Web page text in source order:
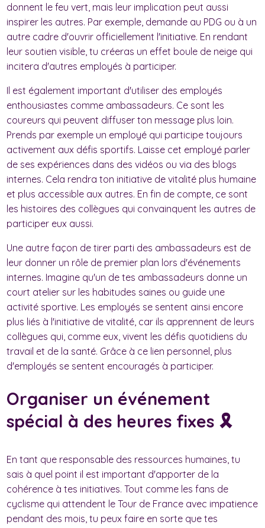
donnent le feu vert, mais leur implication peut aussi
inspirer les autres. Par exemple, demande au PDG ou à un
autre cadre d'ouvrir officiellement l'initiative. En rendant
leur soutien visible, tu créeras un effet boule de neige qui
incitera d'autres employés à participer.
Il est également important d'utiliser des employés
enthousiastes comme ambassadeurs. Ce sont les
coureurs qui peuvent diffuser ton message plus loin.
Prends par exemple un employé qui participe toujours
activement aux défis sportifs. Laisse cet employé parler
de ses expériences dans des vidéos ou via des blogs
internes. Cela rendra ton initiative de vitalité plus humaine
et plus accessible aux autres. En fin de compte, ce sont
les histoires des collègues qui convainquent les autres de
participer eux aussi.
Une autre façon de tirer parti des ambassadeurs est de
leur donner un rôle de premier plan lors d'événements
internes. Imagine qu'un de tes ambassadeurs donne un
court atelier sur les habitudes saines ou guide une
activité sportive. Les employés se sentent ainsi encore
plus liés à l'initiative de vitalité, car ils apprennent de leurs
collègues qui, comme eux, vivent les défis quotidiens du
travail et de la santé. Grâce à ce lien personnel, plus
d'employés se sentent encouragés à participer.
Organiser un événement
spécial à des heures fixes 🎗️
En tant que responsable des ressources humaines, tu
sais à quel point il est important d'apporter de la
cohérence à tes initiatives. Tout comme les fans de
cyclisme qui attendent le Tour de France avec impatience
pendant des mois, tu peux faire en sorte que tes